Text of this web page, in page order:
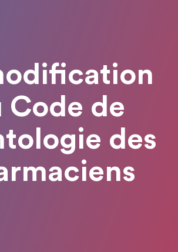
Code de
des